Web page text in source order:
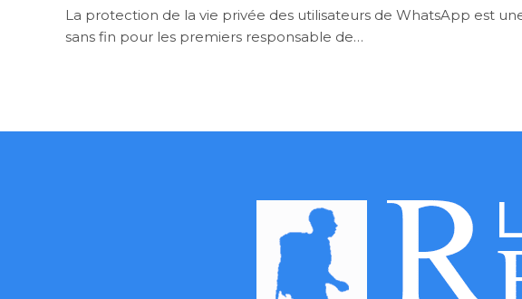
La protection de la vie privée des utilisateurs de WhatsApp est
sans fin pour les premiers responsable de…